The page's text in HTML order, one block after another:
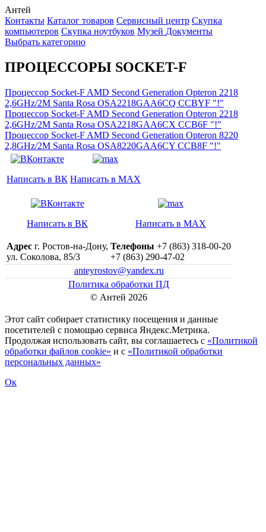
Антей
Контакты Каталог товаров Сервисный центр Cкупка
компьютеров Cкупка ноутбуков Музей Документы
Выбрать категорию
ПРОЦЕССОРЫ SOCKET-F
Процессор Socket-F AMD Second Generation Opteron 2218
2,6GHz/2M Santa Rosa OSA2218GAA6CQ CCBYF "!"
Процессор Socket-F AMD Second Generation Opteron 2218
2,6GHz/2M Santa Rosa OSA2218GAA6CX CCB6F "!"
Процессор Socket-F AMD Second Generation Opteron 8220
2,8GHz/2M Santa Rosa OSA8220GAA6CY CCB8F "!"
Написать в ВК Написать в MAX
Написать в ВК Написать в MAX
Адрес г. Ростов-на-Дону,
ул. Соколова, 85/3
Телефоны +7 (863) 318-00-20
+7 (863) 290-47-02
anteyrostov@yandex.ru
Политика обработки ПД
© Антей 2026
Этот сайт собирает статистику посещения и данные
посетителей c помощью сервиса Яндекс.Метрика.
Продолжая использовать сайт, вы соглашаетесь с «Политикой
обработки файлов cookie» и с «Политикой обработки
персональных данных»
Ок